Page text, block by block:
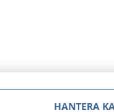
HANTERA